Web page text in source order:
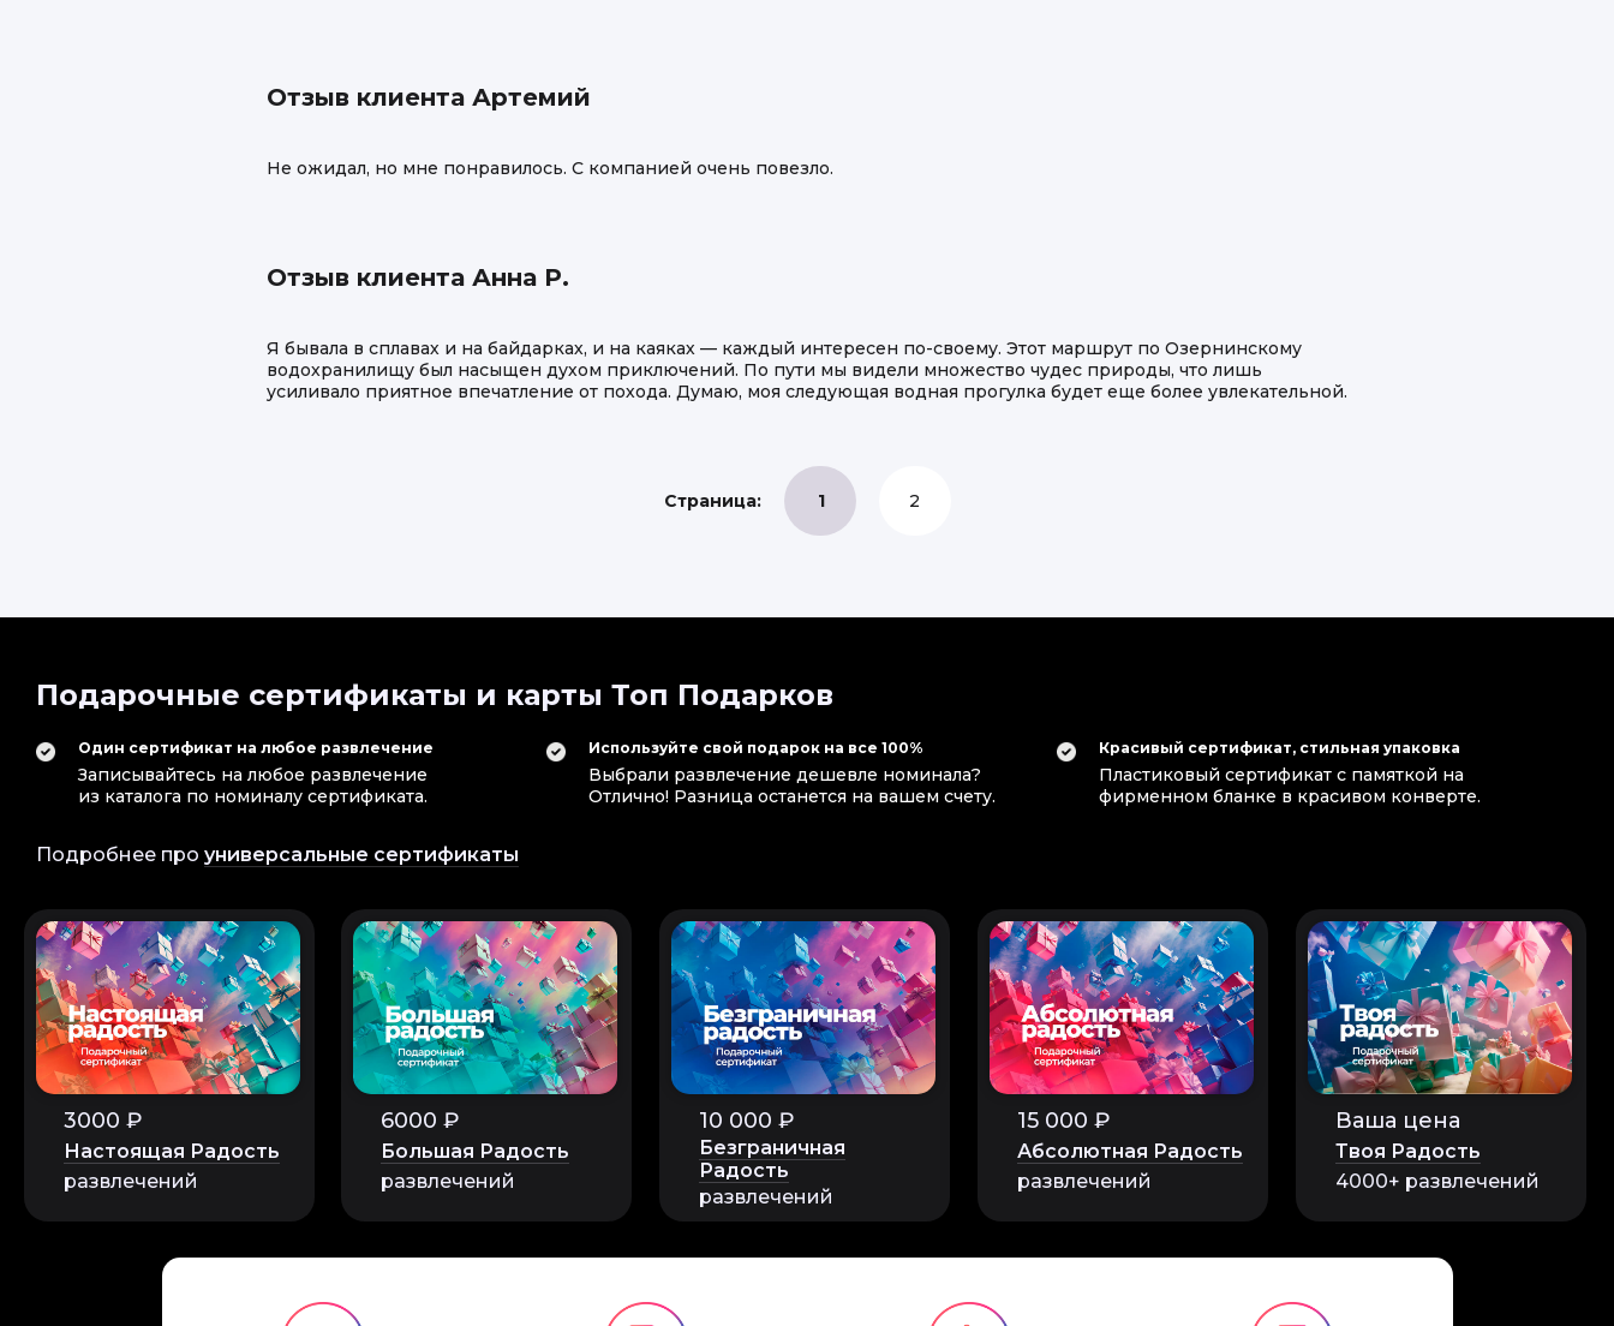
Отзыв клиента Артемий
Не ожидал, но мне понравилось. С компанией очень повезло.
Отзыв клиента Анна Р.
Я бывала в сплавах и на байдарках, и на каяках — каждый интересен по-своему. Этот маршрут по Озернинскому
водохранилищу был насыщен духом приключений. По пути мы видели множество чудес природы, что лишь
усиливало приятное впечатление от похода. Думаю, моя следующая водная прогулка будет еще более увлекательной.
Страница: 1 2
Подарочные сертификаты и карты Топ Подарков
Один сертификат на любое развлечение
Записывайтесь на любое развлечение
из каталога по номиналу сертификата.
Используйте свой подарок на все 100%
Выбрали развлечение дешевле номинала?
Отлично! Разница останется на вашем счету.
Красивый сертификат, стильная упаковка
Пластиковый сертификат с памяткой на
фирменном бланке в красивом конверте.
Подробнее про универсальные сертификаты
3000 ₽
Настоящая Радость
развлечений
6000 ₽
Большая Радость
развлечений
10 000 ₽
Безграничная
Радость
развлечений
15 000 ₽
Абсолютная Радость
развлечений
Ваша цена
Твоя Радость
4000+ развлечений